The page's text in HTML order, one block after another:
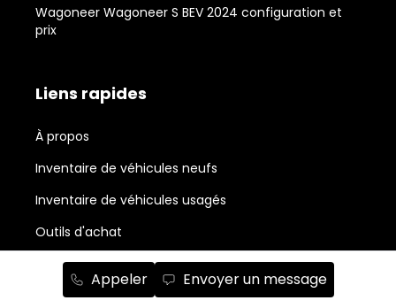
Appeler Envoyer un message
Wagoneer Wagoneer S BEV 2024 configuration et
prix
Liens rapides
À propos
Inventaire de véhicules neufs
Inventaire de véhicules usagés
Outils d'achat
Propriétaires
Nouvelles et actualité